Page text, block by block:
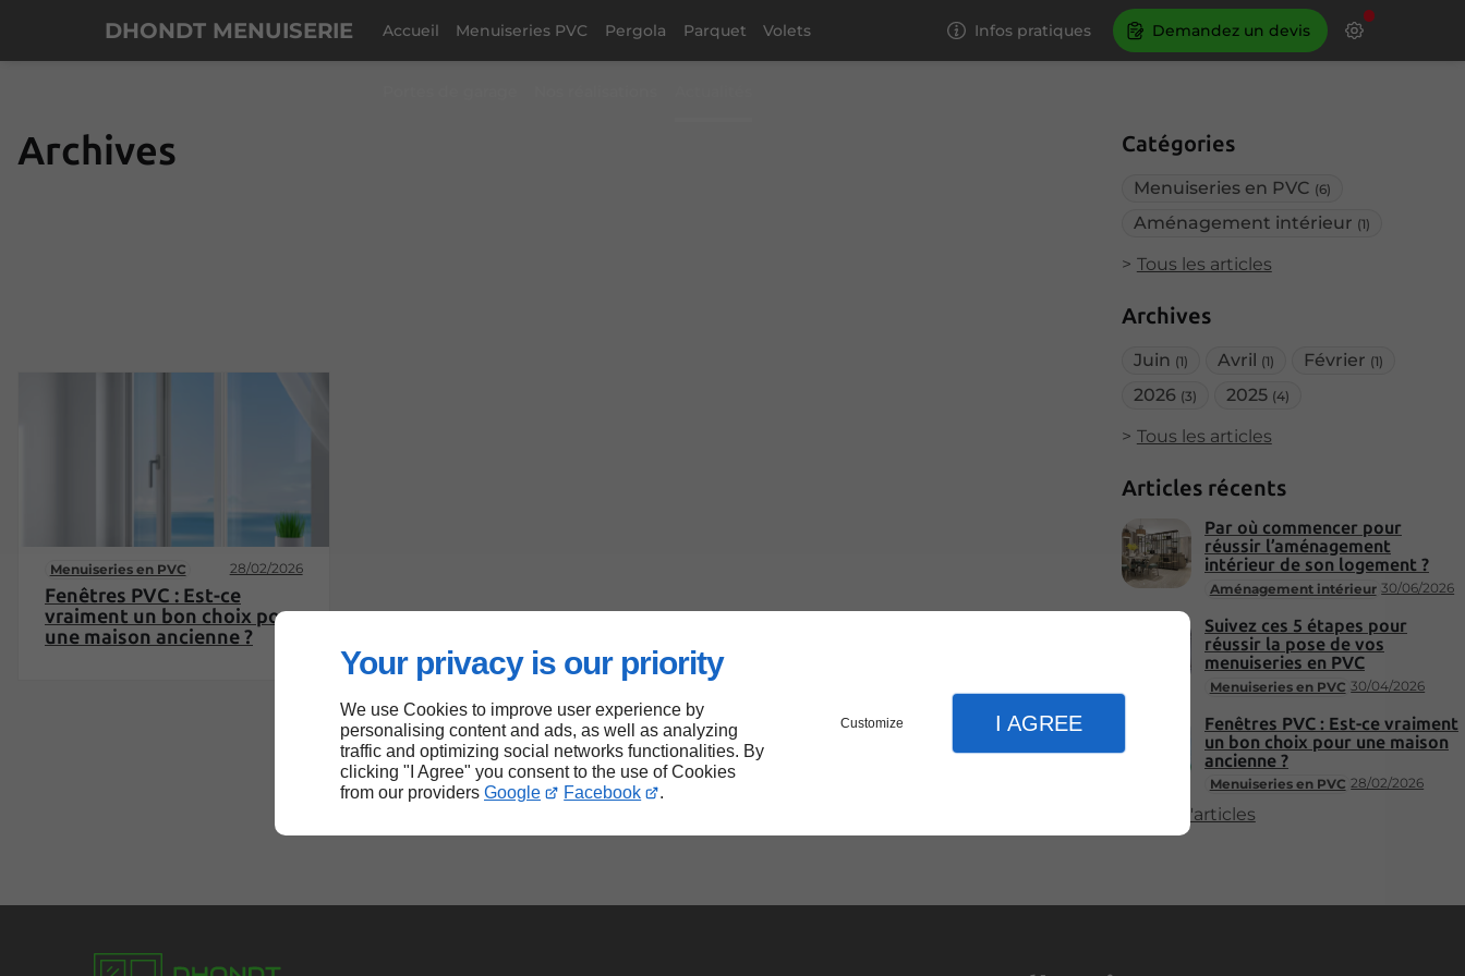
Your privacy is our priority
We use Cookies to improve user experience by
personalising content and ads, as well as analyzing
traffic and optimizing social networks functionalities. By
clicking "I Agree" you consent to the use of Cookies
from our providers Google Facebook .
Customize I AGREE
DHONDT MENUISERIE Accueil Menuiseries PVC Pergola Parquet Volets Infos pratiques Demandez un devis
Catégories
Menuiseries en PVC (6)
Aménagement intérieur (1)
Tous les articles
Archives
Juin (1) Avril (1) Février (1)
2026 (3) 2025 (4)
Tous les articles
Articles récents
Aménagement intérieur 30/06/2026
Par où commencer pour
réussir l’aménagement
intérieur de son logement ?
Menuiseries en PVC 30/04/2026
Suivez ces 5 étapes pour
réussir la pose de vos
menuiseries en PVC
Menuiseries en PVC 28/02/2026
Fenêtres PVC : Est-ce vraiment
un bon choix pour une maison
ancienne ?
Plus d'articles
Archives
Menuiseries en PVC 28/02/2026
Fenêtres PVC : Est-ce
vraiment un bon choix pour
une maison ancienne ?